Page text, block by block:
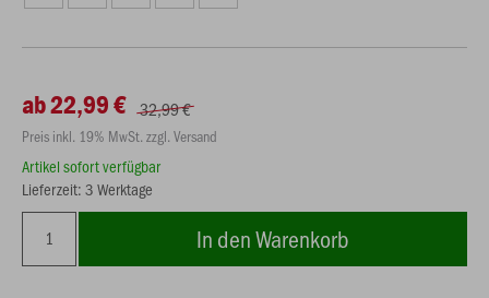
ab 22,99 € 32,99 €
Preis inkl. 19% MwSt. zzgl. Versand
Artikel sofort verfügbar
Lieferzeit: 3 Werktage
In den Warenkorb